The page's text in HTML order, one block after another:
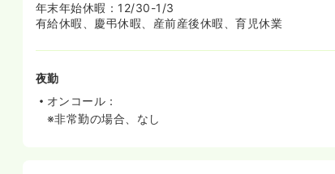
年末年始休暇：12/30-1/3
有給休暇、慶弔休暇、産前産後休暇、育児休業
夜勤
オンコール：
※非常勤の場合、なし